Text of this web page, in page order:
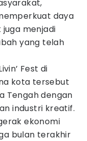
daya
juga menjadi
yang telah
Fest di
kota tersebut
Tengah dengan
industri kreatif.
ekonomi
bulan terakhir